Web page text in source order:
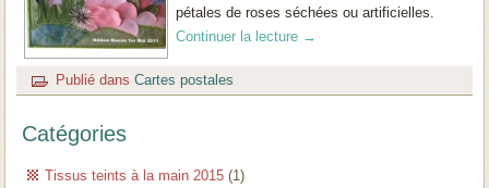
pétales de roses séchées ou artificielles.
Continuer la lecture →
Publié dans Cartes postales
Catégories
Tissus teints à la main 2015 (1)